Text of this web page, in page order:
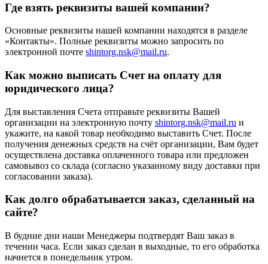
Где взять реквизиты вашей компании?
Основные реквизиты нашей компании находятся в разделе
«Контакты». Полные реквизиты можно запросить по
электронной почте shintorg.nsk@mail.ru.
Как можно выписать Счет на оплату для
юридического лица?
Для выставления Счета отправьте реквизиты Вашей
организации на электронную почту shintorg.nsk@mail.ru и
укажите, на какой товар необходимо выставить Счет. После
получения денежных средств на счёт организации, Вам будет
осуществлена доставка оплаченного товара или предложен
самовывоз со склада (согласно указанному виду доставки при
согласовании заказа).
Как долго обрабатывается заказ, сделанный на
сайте?
В будние дни наши Менеджеры подтвердят Ваш заказ в
течении часа. Если заказ сделан в выходные, то его обработка
начнется в понедельник утром.